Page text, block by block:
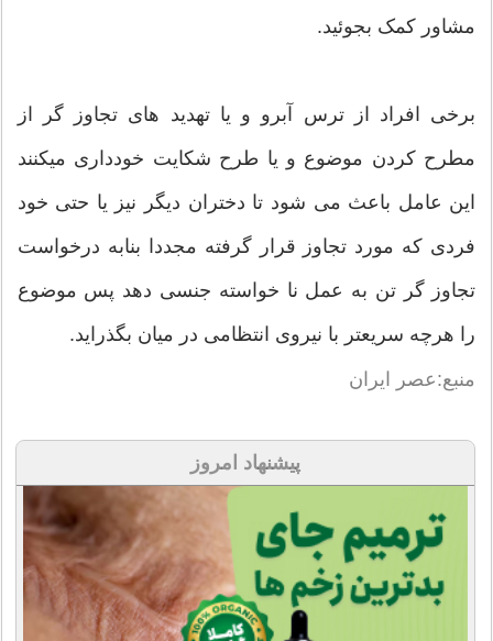
مشاور کمک بجوئید.
برخی افراد از ترس آبرو و یا تهدید های تجاوز گر از
مطرح کردن موضوع و یا طرح شکایت خودداری میکنند
این عامل باعث می شود تا دختران دیگر نیز یا حتی خود
فردی که مورد تجاوز قرار گرفته مجددا بنابه درخواست
تجاوز گر تن به عمل نا خواسته جنسی دهد پس موضوع
را هرچه سریعتر با نیروی انتظامی در میان بگذراید.
منبع:عصر ایران
پیشنهاد امروز